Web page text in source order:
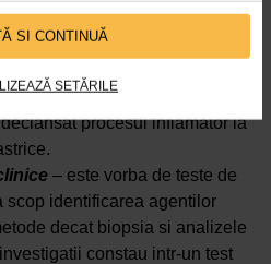
SI CONTINUĂ
SETĂRILE
sigilate in recipiente
laborator, unde sunt
patogeni, substantelor sau a
procesul inflamator la
– este vorba de teste de
scop identificarea agentilor
decat biopsia si analizele
constau intr-un test